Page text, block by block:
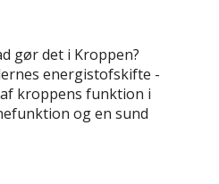
gør det i Kroppen?
energistofskifte -
kroppens funktion i
og en sund